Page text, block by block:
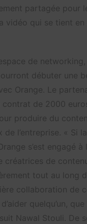
partagée pour
vidéo qui se tient en
de
débuter une
Orange. Le
de 2000
produire du
de l’entreprise. « Si
s’est engagé à
créatrices de
tout au long
collaboration de
quelqu’un,
Nawal Stouli. De